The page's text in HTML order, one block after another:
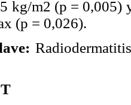
kg/m2 (p = 0,005)
(p = 0,026).